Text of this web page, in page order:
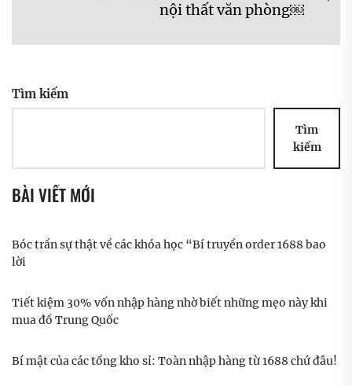
nội thất văn phòng￼
Tìm kiếm
Tìm
kiếm
BÀI VIẾT MỚI
Bóc trần sự thật về các khóa học “Bí truyền order 1688 bao
lời
Tiết kiệm 30% vốn nhập hàng nhờ biết những mẹo này khi
mua đồ Trung Quốc
Bí mật của các tổng kho sỉ: Toàn nhập hàng từ 1688 chứ đâu!